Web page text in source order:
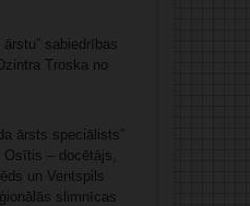
ārstu” sabiedrības
Troska no
ārsts speciālists”
– docētājs,
un Ventspils
slimnīcas